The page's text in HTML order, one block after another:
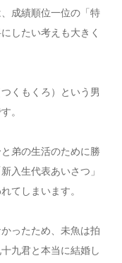
成績順位一位の「特
したい考えも大きく
くもくろ）という男
。
弟の生活のために勝
入生代表あいさつ」
てしまいます。
ったため、未魚は拍
九君と本当に結婚し